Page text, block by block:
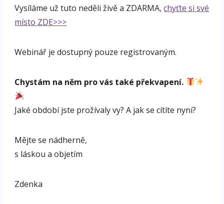
Vysíláme už tuto neděli živě a ZDARMA,chyťte si své
místo ZDE>>>
Webinář je dostupný pouze registrovaným.
Chystám na něm pro vás také překvapení.
Jaké období jste prožívaly vy? A jak se cítíte nyní?
Mějte se nádherně,
s láskou a objetím
Zdenka